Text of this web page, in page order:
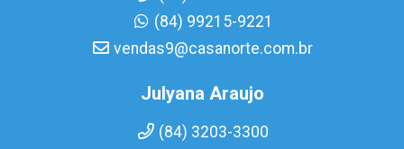
(84) 99215-9221
vendas9@casanorte.com.br
Julyana Araujo
(84) 3203-3300